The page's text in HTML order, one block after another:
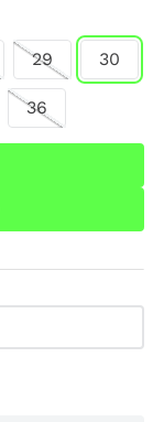
29 30
36